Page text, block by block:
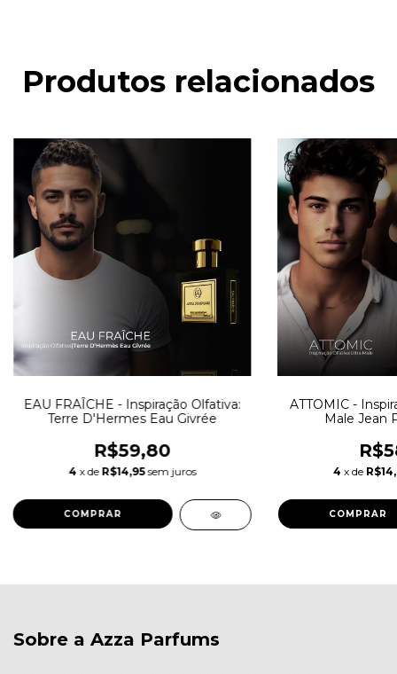
Produtos relacionados
EAU FRAÎCHE - Inspiração Olfativa:
Terre D'Hermes Eau Givrée
R$59,80
4 x de R$14,95 sem juros
COMPRAR
ATTOMIC -
Male Jean
4 x de
COMPRAR
Sobre a Azza Parfums